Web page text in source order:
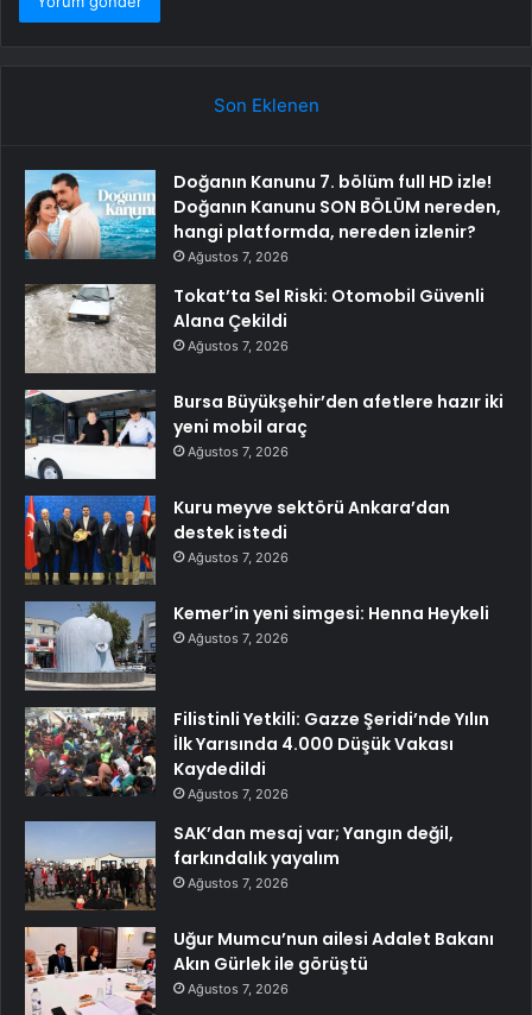
Son Eklenen
Doğanın Kanunu 7. bölüm full HD izle!
Doğanın Kanunu SON BÖLÜM nereden,
hangi platformda, nereden izlenir?
Ağustos 7, 2026
Tokat’ta Sel Riski: Otomobil Güvenli
Alana Çekildi
Ağustos 7, 2026
Bursa Büyükşehir’den afetlere hazır iki
yeni mobil araç
Ağustos 7, 2026
Kuru meyve sektörü Ankara’dan
destek istedi
Ağustos 7, 2026
Kemer’in yeni simgesi: Henna Heykeli
Ağustos 7, 2026
Filistinli Yetkili: Gazze Şeridi’nde Yılın
İlk Yarısında 4.000 Düşük Vakası
Kaydedildi
Ağustos 7, 2026
SAK’dan mesaj var; Yangın değil,
farkındalık yayalım
Ağustos 7, 2026
Uğur Mumcu’nun ailesi Adalet Bakanı
Akın Gürlek ile görüştü
Ağustos 7, 2026